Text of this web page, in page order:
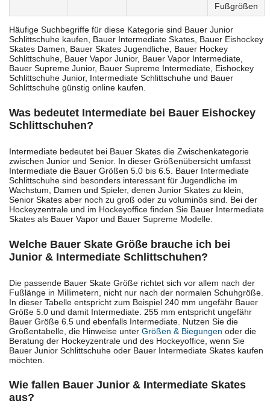
Fußgrößen
Häufige Suchbegriffe für diese Kategorie sind Bauer Junior
Schlittschuhe kaufen, Bauer Intermediate Skates, Bauer Eishockey
Skates Damen, Bauer Skates Jugendliche, Bauer Hockey
Schlittschuhe, Bauer Vapor Junior, Bauer Vapor Intermediate,
Bauer Supreme Junior, Bauer Supreme Intermediate, Eishockey
Schlittschuhe Junior, Intermediate Schlittschuhe und Bauer
Schlittschuhe günstig online kaufen.
Was bedeutet Intermediate bei Bauer Eishockey
Schlittschuhen?
Intermediate bedeutet bei Bauer Skates die Zwischenkategorie
zwischen Junior und Senior. In dieser Größenübersicht umfasst
Intermediate die Bauer Größen 5.0 bis 6.5. Bauer Intermediate
Schlittschuhe sind besonders interessant für Jugendliche im
Wachstum, Damen und Spieler, denen Junior Skates zu klein,
Senior Skates aber noch zu groß oder zu voluminös sind. Bei der
Hockeyzentrale und im Hockeyoffice finden Sie Bauer Intermediate
Skates als Bauer Vapor und Bauer Supreme Modelle.
Welche Bauer Skate Größe brauche ich bei
Junior & Intermediate Schlittschuhen?
Die passende Bauer Skate Größe richtet sich vor allem nach der
Fußlänge in Millimetern, nicht nur nach der normalen Schuhgröße.
In dieser Tabelle entspricht zum Beispiel 240 mm ungefähr Bauer
Größe 5.0 und damit Intermediate. 255 mm entspricht ungefähr
Bauer Größe 6.5 und ebenfalls Intermediate. Nutzen Sie die
Größentabelle, die Hinweise unter Größen & Biegungen oder die
Beratung der Hockeyzentrale und des Hockeyoffice, wenn Sie
Bauer Junior Schlittschuhe oder Bauer Intermediate Skates kaufen
möchten.
Wie fallen Bauer Junior & Intermediate Skates
aus?